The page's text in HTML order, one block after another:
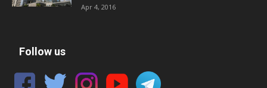
Apr 4, 2016
Follow us